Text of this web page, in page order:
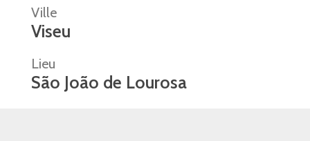
Ville
Viseu
Lieu
São João de Lourosa